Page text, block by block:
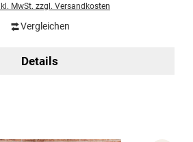
MwSt. zzgl. Versandkosten
Vergleichen
Details